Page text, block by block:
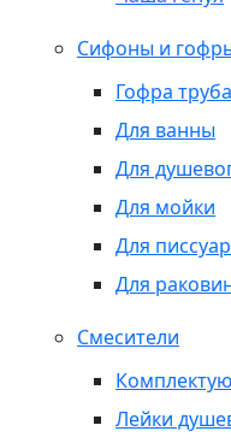
Сифоны и
Гофра труба
Для ванны
Для
Для мойки
Для
Для
Смесители
Лейки